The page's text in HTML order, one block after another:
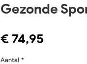
Gezonde
€ 74,95
Aantal *